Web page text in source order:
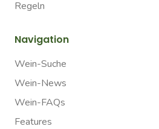
Regeln
Navigation
Wein-Suche
Wein-News
Wein-FAQs
Features